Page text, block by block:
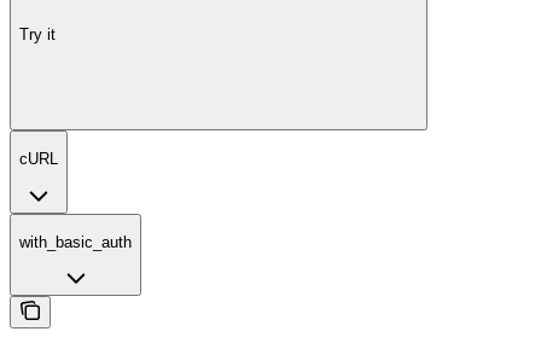
Try it
cURL
with_basic_auth